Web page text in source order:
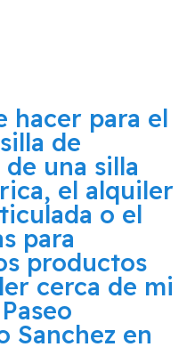
hacer para el
de
una silla
el alquiler
o el
para
productos
cerca de mi
Paseo
Sanchez en